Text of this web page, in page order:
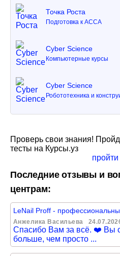
Точка Роста
Подготовка к ACCA
Cyber Science
Компьютерные курсы
Cyber Science
Робототехника и
Проверь свои знания!
тесты на Курсы.уз
пройти
Последние отзывы и
центрам:
LeNail Proff -
Анжелика Васильева
Спасибо Вам за всё. ❤️ Вы
больше, чем просто ...